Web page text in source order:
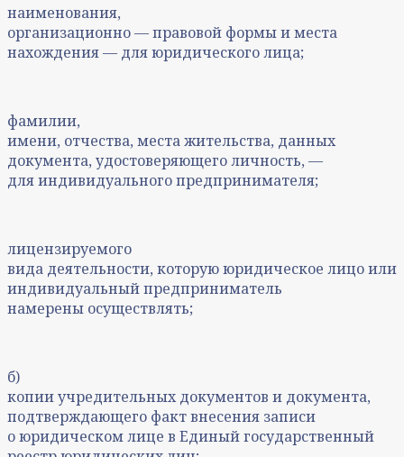
наименования,
организационно — правовой формы и места
нахождения — для юридического лица;
фамилии,
имени, отчества, места жительства, данных
документа, удостоверяющего личность, —
для индивидуального предпринимателя;
лицензируемого
вида деятельности, которую юридическое лицо или
индивидуальный предприниматель
намерены осуществлять;
б)
копии учредительных документов и документа,
подтверждающего факт внесения записи
о юридическом лице в Единый государственный